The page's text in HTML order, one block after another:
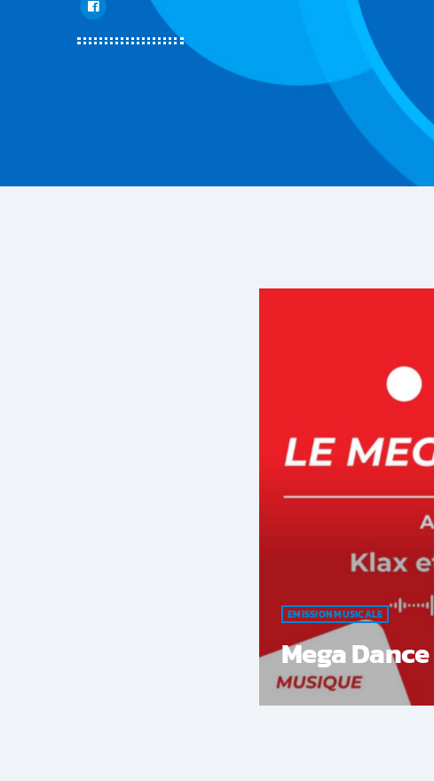
EMISSION MUSICALE
Mega Dance
Georges et Clarisse